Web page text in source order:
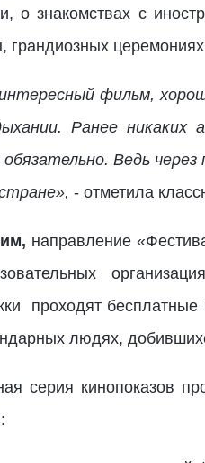
о знакомствах с
грандиозных
фильм,
Ранее никаких
Ведь
- отметила
направление
проходят бесплатные
людях,
серия кинопоказов